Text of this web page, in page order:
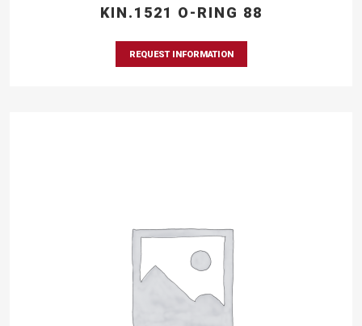
KIN.1521 O-RING 88
REQUEST INFORMATION